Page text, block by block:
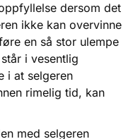
dersom det
ikke kan overvinne
en så stor ulempe
i vesentlig
i at selgeren
rimelig tid, kan
med selgeren